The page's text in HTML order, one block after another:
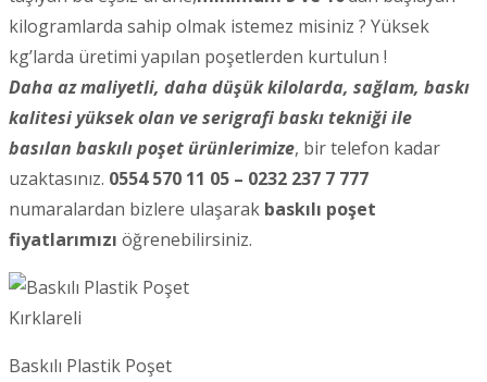
kilogramlarda sahip olmak istemez misiniz ? Yüksek
kg’larda üretimi yapılan poşetlerden kurtulun !
Daha az maliyetli, daha düşük kilolarda, sağlam, baskı
kalitesi yüksek olan ve serigrafi baskı tekniği ile
basılan baskılı poşet ürünlerimize, bir telefon kadar
uzaktasınız. 0554 570 11 05 – 0232 237 7 777
numaralardan bizlere ulaşarak baskılı poşet
fiyatlarımızı öğrenebilirsiniz.
Baskılı Plastik Poşet